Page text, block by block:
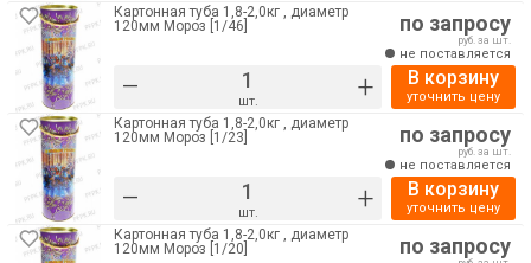
Картонная туба 1,8-2,0кг , диаметр
120мм Мороз [1/46]
– шт. +
по запросу
руб. за шт.
не поставляется
В корзину
уточнить цену
Картонная туба 1,8-2,0кг , диаметр
120мм Мороз [1/23]
– шт. +
по запросу
руб. за шт.
не поставляется
В корзину
уточнить цену
Картонная туба 1,8-2,0кг , диаметр
120мм Мороз [1/20]
по запросу